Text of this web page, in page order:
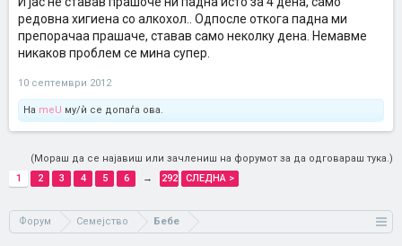
редовна хигиена со алкохол.. Одпосле откога падна ми
препорачаа прашаче, ставав само неколку дена. Немавме
никаков проблем се мина супер.
10 септември 2012
На meU му/ѝ се допаѓа ова.
(Мораш да се најавиш или зачлениш на форумот за да одговараш тука.)
1
2 3 4 5 6 → 292 СЛЕДНА >
Форум Семејство Бебе